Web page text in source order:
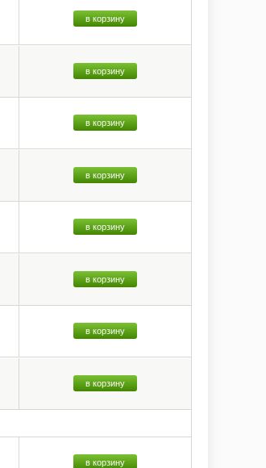
в корзину
в корзину
в корзину
в корзину
в корзину
в корзину
в корзину
в корзину
в корзину